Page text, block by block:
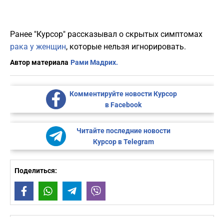
Ранее "Курсор" рассказывал о скрытых симптомах
рака у женщин, которые нельзя игнорировать.
Автор материала Рами Мадрих.
Комментируйте новости Курсор
в Facebook
Читайте последние новости
Курсор в Telegram
Поделиться:
FacebookWhatsAppTelegram